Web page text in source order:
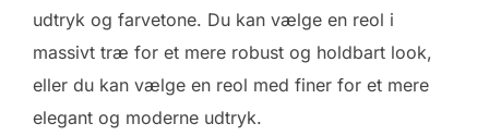
udtryk og farvetone. Du kan vælge en reol i
massivt træ for et mere robust og holdbart look,
eller du kan vælge en reol med finer for et mere
elegant og moderne udtryk.